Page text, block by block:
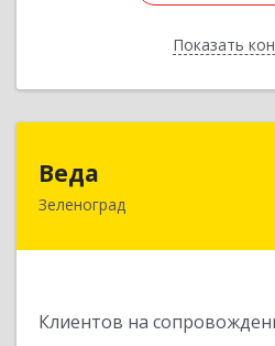
ПоказатьНазад
Веда
Зеленоград
Клиентов на
124683, Москва г,